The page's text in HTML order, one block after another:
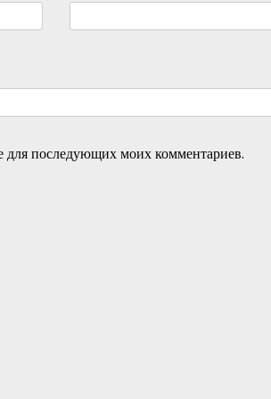
для последующих моих комментариев.